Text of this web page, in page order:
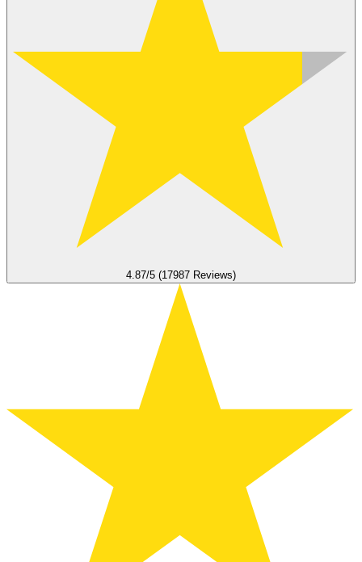
4.87/5 (17987 Reviews)